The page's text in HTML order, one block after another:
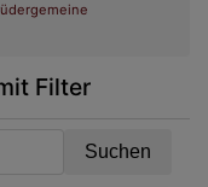
Filter